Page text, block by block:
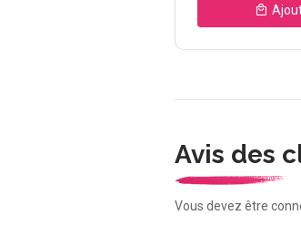
Avis des
Vous devez être